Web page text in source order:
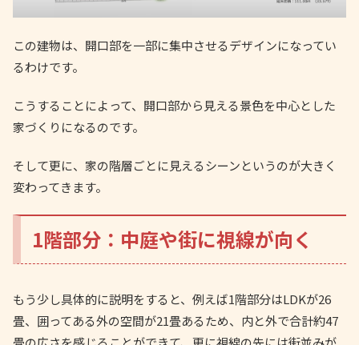
この建物は、開口部を一部に集中させるデザインになってい
るわけです。
こうすることによって、開口部から見える景色を中心とした
家づくりになるのです。
そして更に、家の階層ごとに見えるシーンというのが大きく
変わってきます。
1階部分：中庭や街に視線が向く
もう少し具体的に説明をすると、例えば1階部分はLDKが26
畳、囲ってある外の空間が21畳あるため、内と外で合計約47